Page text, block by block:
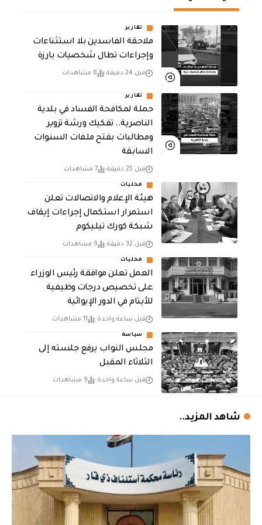
تقارير
ملاحقة الفاسدين بلا استثناءات
وإجراءات تطال شخصيات بارزة
قبل 24 دقيقة 8 مشاهدات
تقارير
حملة لمكافحة الفساد في بلدية
الناصرية.. تفكيك ورشة تزوير
ومطالبات بفتح ملفات السنوات
السابقة
قبل 25 دقيقة 7 مشاهدات
محليات
هيئة الإعلام والاتصالات تعلن
استمرار استكمال إجراءات إيقاف
شبكة كورك تيليكوم
قبل 32 دقيقة 9 مشاهدات
محليات
العمل تعلن موافقة رئيس الوزراء
على تخصيص درجات وظيفية
للأيتام في الدور الإيوائية
قبل ساعة واحدة 11 مشاهدات
سياسة
مجلس النواب يرفع جلسته إلى
الثلاثاء المقبل
قبل ساعة واحدة 9 مشاهدات
شاهد المزيد..